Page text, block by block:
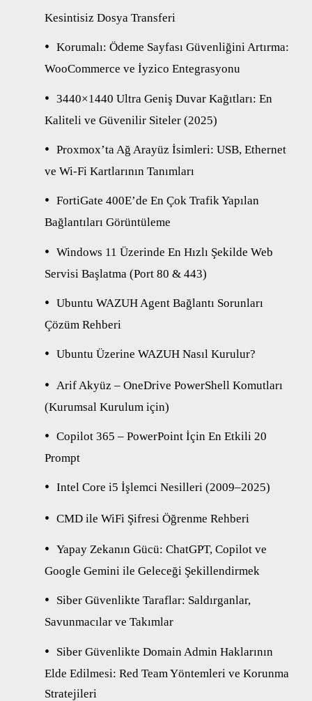
Kesintisiz Dosya Transferi
Korumalı: Ödeme Sayfası Güvenliğini Artırma:
WooCommerce ve İyzico Entegrasyonu
3440×1440 Ultra Geniş Duvar Kağıtları: En
Kaliteli ve Güvenilir Siteler (2025)
Proxmox’ta Ağ Arayüz İsimleri: USB, Ethernet
ve Wi-Fi Kartlarının Tanımları
FortiGate 400E’de En Çok Trafik Yapılan
Bağlantıları Görüntüleme
Windows 11 Üzerinde En Hızlı Şekilde Web
Servisi Başlatma (Port 80 & 443)
Ubuntu WAZUH Agent Bağlantı Sorunları
Çözüm Rehberi
Ubuntu Üzerine WAZUH Nasıl Kurulur?
Arif Akyüz – OneDrive PowerShell Komutları
(Kurumsal Kurulum için)
Copilot 365 – PowerPoint İçin En Etkili 20
Prompt
Intel Core i5 İşlemci Nesilleri (2009–2025)
CMD ile WiFi Şifresi Öğrenme Rehberi
Yapay Zekanın Gücü: ChatGPT, Copilot ve
Google Gemini ile Geleceği Şekillendirmek
Siber Güvenlikte Taraflar: Saldırganlar,
Savunmacılar ve Takımlar
Siber Güvenlikte Domain Admin Haklarının
Elde Edilmesi: Red Team Yöntemleri ve Korunma
Stratejileri